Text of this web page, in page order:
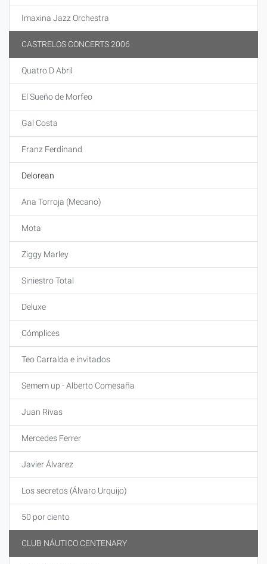
Imaxina Jazz Orchestra
CASTRELOS CONCERTS 2006
Quatro D Abril
El Sueño de Morfeo
Gal Costa
Franz Ferdinand
Delorean
Ana Torroja (Mecano)
Mota
Ziggy Marley
Siniestro Total
Deluxe
Cómplices
Teo Carralda e invitados
Semem up - Alberto Comesaña
Juan Rivas
Mercedes Ferrer
Javier Álvarez
Los secretos (Álvaro Urquijo)
50 por ciento
CLUB NÁUTICO CENTENARY